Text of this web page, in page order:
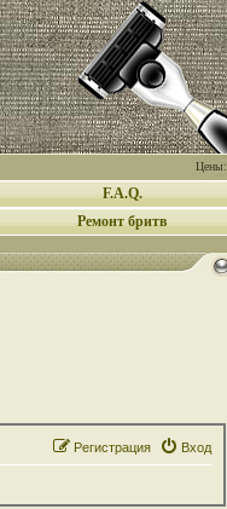
Цены:
F.A.Q.
Ремонт бритв
Вход
Регистрация